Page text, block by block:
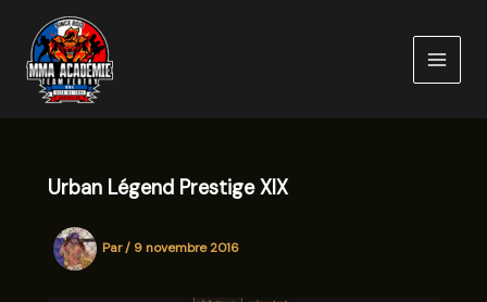
contenu
Urban Légend Prestige XIX
Par/ 9 novembre 2016